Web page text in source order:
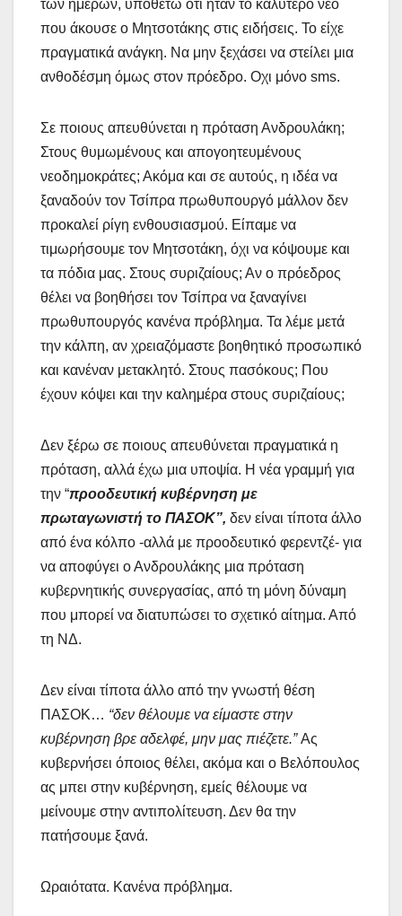
των ημερών, υποθέτω ότι ήταν το καλύτερο νέο
που άκουσε ο Μητσοτάκης στις ειδήσεις. Το είχε
πραγματικά ανάγκη. Να μην ξεχάσει να στείλει μια
ανθοδέσμη όμως στον πρόεδρο. Οχι μόνο sms.
Σε ποιους απευθύνεται η πρόταση Ανδρουλάκη;
Στους θυμωμένους και απογοητευμένους
νεοδημοκράτες; Ακόμα και σε αυτούς, η ιδέα να
ξαναδούν τον Τσίπρα πρωθυπουργό μάλλον δεν
προκαλεί ρίγη ενθουσιασμού. Είπαμε να
τιμωρήσουμε τον Μητσοτάκη, όχι να κόψουμε και
τα πόδια μας. Στους συριζαίους; Αν ο πρόεδρος
θέλει να βοηθήσει τον Τσίπρα να ξαναγίνει
πρωθυπουργός κανένα πρόβλημα. Τα λέμε μετά
την κάλπη, αν χρειαζόμαστε βοηθητικό προσωπικό
και κανέναν μετακλητό. Στους πασόκους; Που
έχουν κόψει και την καλημέρα στους συριζαίους;
Δεν ξέρω σε ποιους απευθύνεται πραγματικά η
πρόταση, αλλά έχω μια υποψία. Η νέα γραμμή για
την “προοδευτική κυβέρνηση με
πρωταγωνιστή το ΠΑΣΟΚ”, δεν είναι τίποτα άλλο
από ένα κόλπο -αλλά με προοδευτικό φερεντζέ- για
να αποφύγει ο Ανδρουλάκης μια πρόταση
κυβερνητικής συνεργασίας, από τη μόνη δύναμη
που μπορεί να διατυπώσει το σχετικό αίτημα. Από
τη ΝΔ.
Δεν είναι τίποτα άλλο από την γνωστή θέση
ΠΑΣΟΚ… “δεν θέλουμε να είμαστε στην
κυβέρνηση βρε αδελφέ, μην μας πιέζετε.”Ας
κυβερνήσει όποιος θέλει, ακόμα και ο Βελόπουλος
ας μπει στην κυβέρνηση, εμείς θέλουμε να
μείνουμε στην αντιπολίτευση. Δεν θα την
πατήσουμε ξανά.
Ωραιότατα. Κανένα πρόβλημα.